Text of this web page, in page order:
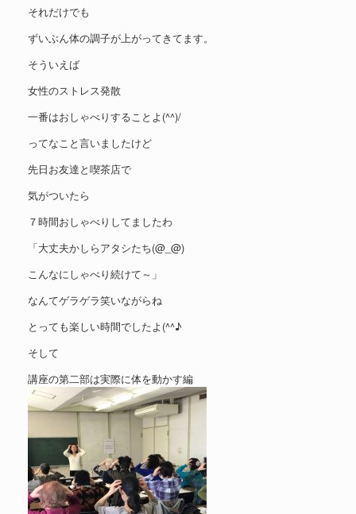
それだけでも
ずいぶん体の調子が上がってきてます。
そういえば
女性のストレス発散
一番はおしゃべりすることよ(^^)/
ってなこと言いましたけど
先日お友達と喫茶店で
気がついたら
７時間おしゃべりしてましたわ
「大丈夫かしらアタシたち(@_@)
こんなにしゃべり続けて～」
なんてゲラゲラ笑いながらね
とっても楽しい時間でしたよ(^^♪
そして
講座の第二部は実際に体を動かす編